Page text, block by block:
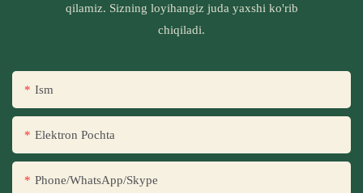
qilamiz. Sizning loyihangiz juda yaxshi ko'rib
chiqiladi.
Ism
Elektron Pochta
Phone/WhatsApp/Skype